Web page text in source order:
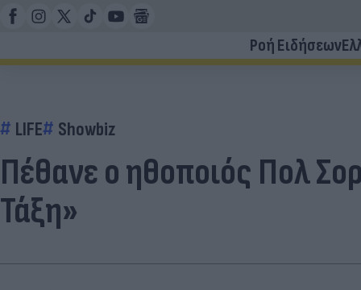
Ροή Ειδήσεων
LIFE Showbiz
Πέθανε ο ηθοποιός Πολ
Τάξη»